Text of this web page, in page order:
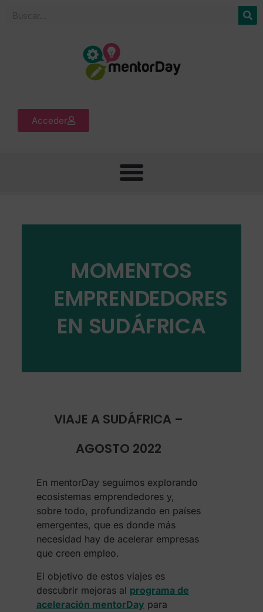
Acceder
MOMENTOS
EMPRENDEDORES
EN SUDÁFRICA
VIAJE A SUDÁFRICA –
AGOSTO 2022
En mentorDay seguimos explorando
ecosistemas emprendedores y,
sobre todo, profundizando en países
emergentes, que es donde más
necesidad hay de acelerar empresas
que creen empleo.
El objetivo de estos viajes es
descubrir mejoras al programa de
aceleración mentorDay para